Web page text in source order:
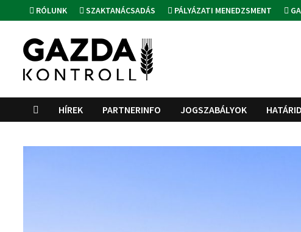
to
content
RÓLUNK SZAKTANÁCSADÁS PÁLYÁZATI MENEDZSMENT
HÍREK PARTNERINFO JOGSZABÁLYOK